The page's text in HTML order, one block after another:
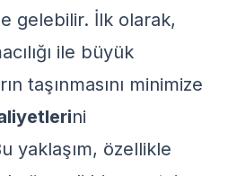
gelebilir. İlk olarak,
ile büyük
taşınmasını minimize
ni
yaklaşım, özellikle